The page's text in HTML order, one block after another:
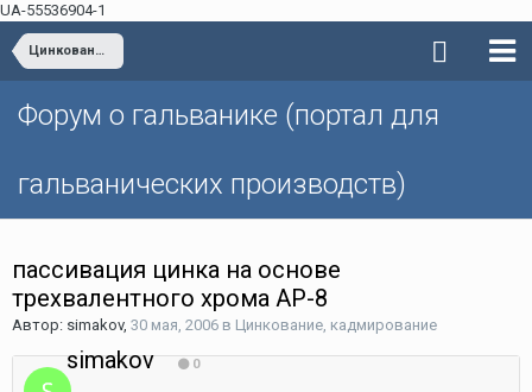
UA-55536904-1
Цинкование, кадмирование
Форум о гальванике (портал для
гальванических производств)
пассивация цинка на основе
трехвалентного хрома АР-8
Автор: simakov, 30 мая, 2006 в Цинкование, кадмирование
simakov 0